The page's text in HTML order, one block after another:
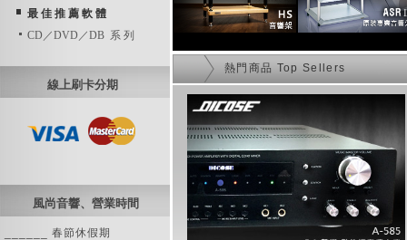
最 佳 推 薦 軟 體
CD／DVD／DB 系 列
線上刷卡分期
風尚音響、營業時間
______ 春節休假期
熱門商品 Top Sellers